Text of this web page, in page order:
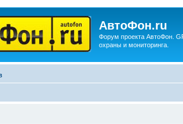
АвтоФон.ru
Форум проекта АвтоФон.
охраны и мониторинга.